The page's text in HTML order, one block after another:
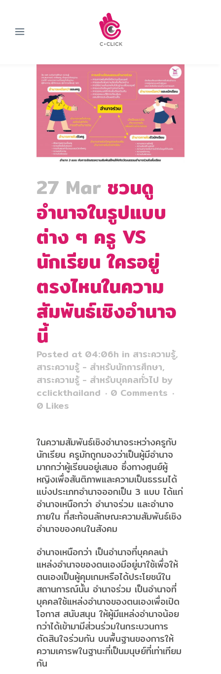
27 Mar ชวนดู
อำนาจในรูปแบบ
ต่าง ๆ ครู VS
นักเรียน ใครอยู่
ตรงไหนในความ
สัมพันธ์เชิงอำนาจ
นี้
Posted at 04:06h in สาระความรู้,
สาระความรู้ - สำหรับนักการศึกษา,
สาระความรู้ - สำหรับบุคคลทั่วไป by
cclickthailand
0 Comments
0 Likes
ในความสัมพันธ์เชิงอำนาจระหว่างครูกับ
นักเรียน ครูมักถูกมองว่าเป็นผู้มีอำนาจ
มากกว่าผู้เรียนอยู่เสมอ ซึ่งทางศูนย์ผู้
หญิงเพื่อสันติภาพและความเป็นธรรมได้
แบ่งประเภทอำนาจออกเป็น 3 แบบ ได้แก่
อำนาจเหนือกว่า อำนาจร่วม และอำนาจ
ภายใน ที่สะท้อนลักษณะความสัมพันธ์เชิง
อำนาจของคนในสังคม
อำนาจเหนือกว่า เป็นอำนาจที่บุคคลนำ
แหล่งอำนาจของตนเองมีอยู่มาใช้เพื่อให้
ตนเองเป็นผู้คุมเกมหรือได้ประโยชน์ใน
สถานการณ์นั้น อำนาจร่วม เป็นอำนาจที่
บุคคลใช้แหล่งอำนาจของตนเองเพื่อเปิด
โอกาส สนับสนุน ให้ผู้มีแหล่งอำนาจน้อย
กว่าได้เข้ามามีส่วนร่วมในกระบวนการ
ตัดสินใจร่วมกัน บนพื้นฐานของการให้
ความเคารพในฐานะที่เป็นมนุษย์ที่เท่าเทียม
กัน